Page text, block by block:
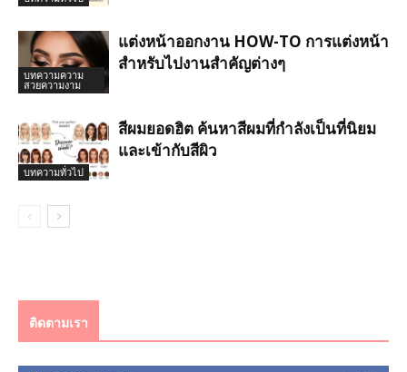
บทความความ
สวยความงาม
แต่งหน้าออกงาน HOW-TO การแต่งหน้า
สำหรับไปงานสำคัญต่างๆ
บทความทั่วไป
สีผมยอดฮิต ค้นหาสีผมที่กำลังเป็นที่นิยม
และเข้ากับสีผิว
ติดตามเรา